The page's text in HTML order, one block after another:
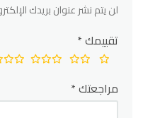
لن يتم نشر عنوان بريدك
تقييمك*
مراجعتك*